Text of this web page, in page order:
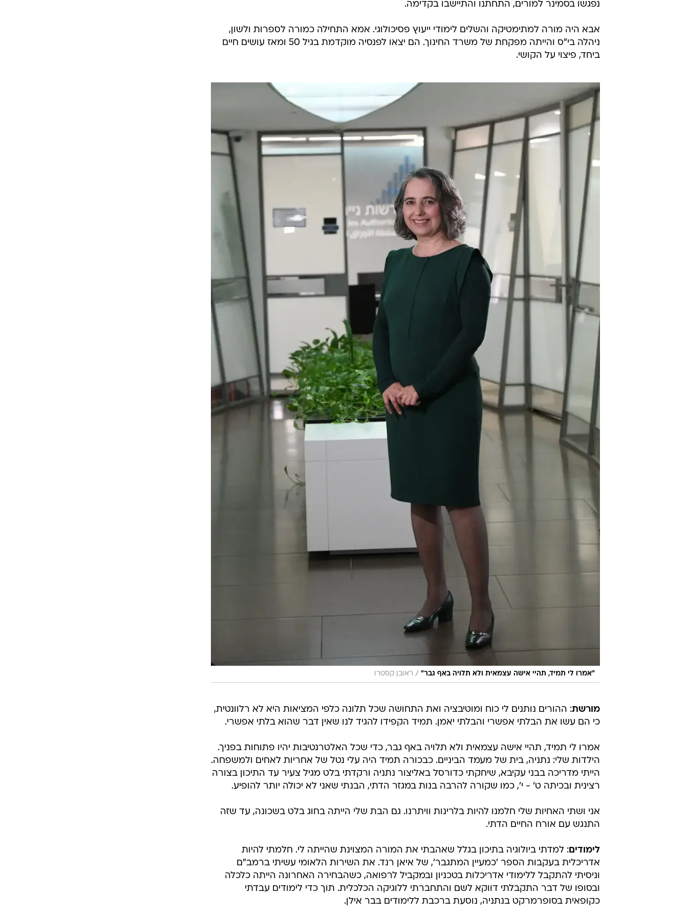
נפגשו בסמינר למורים, התחתנו והתיישבו בקדימה.
אבא היה מורה למתימטיקה והשלים לימודי ייעוץ פסיכולוגי. אמא התחילה כמורה לספרות ולשון,
ניהלה בי"ס והייתה מפקחת של משרד החינוך. הם יצאו לפנסיה מוקדמת בגיל 50 ומאז עושים חיים
ביחד, פיצוי על הקושי.
"אמרו לי תמיד, תהיי אישה עצמאית ולא תלויה באף גבר" / ראובן קסטרו
מורשת: ההורים נותנים לי כוח ומוטיבציה ואת התחושה שכל תלונה כלפי המציאות היא לא רלוונטית,
כי הם עשו את הבלתי אפשרי והבלתי יאמן. תמיד הקפידו להגיד לנו שאין דבר שהוא בלתי אפשרי.
אמרו לי תמיד, תהיי אישה עצמאית ולא תלויה באף גבר, כדי שכל האלטרנטיבות יהיו פתוחות בפניך.
הילדות שלי: נתניה, בית של מעמד הביניים. כבכורה תמיד היה עלי נטל של אחריות לאחים ולמשפחה.
הייתי מדריכה בבני עקיבא, שיחקתי כדורסל באליצור נתניה ורקדתי בלט מגיל צעיר עד התיכון בצורה
רצינית ובכיתה ט' - י', כמו שקורה להרבה בנות במגזר הדתי, הבנתי שאני לא יכולה יותר להופיע.
אני ושתי האחיות שלי חלמנו להיות בלרינות וויתרנו. גם הבת שלי הייתה בחוג בלט בשכונה, עד שזה
התנגש עם אורח החיים הדתי.
לימודים: למדתי ביולוגיה בתיכון בגלל שאהבתי את המורה המצוינת שהייתה לי. חלמתי להיות
אדריכלית בעקבות הספר 'כמעיין המתגבר', של איאן רנד. את השירות הלאומי עשיתי ברמב"ם
וניסיתי להתקבל ללימודי אדריכלות בטכניון ובמקביל לרפואה, כשהבחירה האחרונה הייתה כלכלה
ובסופו של דבר התקבלתי דווקא לשם והתחברתי ללוגיקה הכלכלית. תוך כדי לימודים עבדתי
כקופאית בסופרמרקט בנתניה, נוסעת ברכבת ללימודים בבר אילן.